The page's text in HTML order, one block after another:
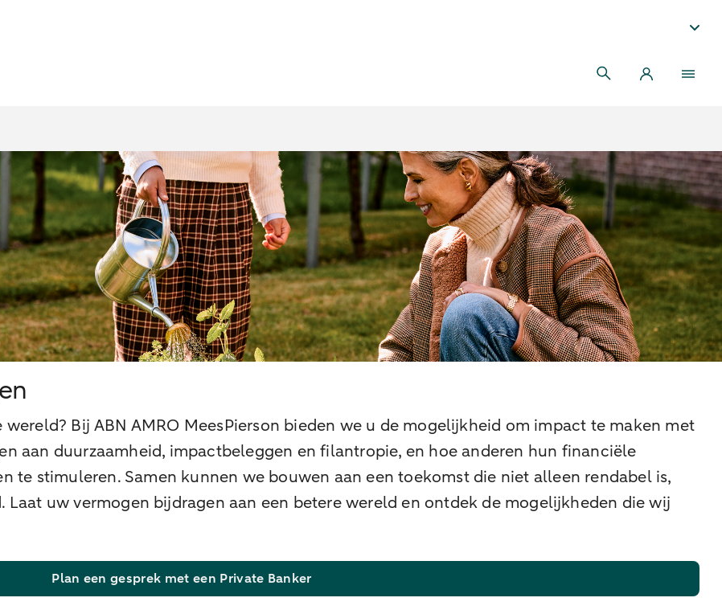
Bij ABN AMRO MeesPierson bieden we u de mogelijkheid om impact te maken met
aan duurzaamheid, impactbeleggen en filantropie, en hoe anderen hun financiële
te stimuleren. Samen kunnen we bouwen aan een toekomst die niet alleen rendabel is,
uw vermogen bijdragen aan een betere wereld en ontdek de mogelijkheden die wij
Plan een gesprek met een Private Banker